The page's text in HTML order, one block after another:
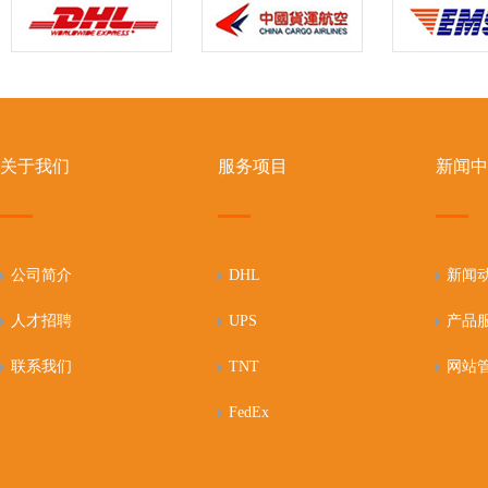
关于我们
公司简介
人才招聘
联系我们
服务项目
DHL
UPS
TNT
FedEx
新闻
新闻
产品
网站